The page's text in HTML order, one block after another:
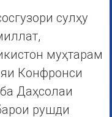
сулҳу
муҳтарам
Конфронси
Даҳсолаи
рушди